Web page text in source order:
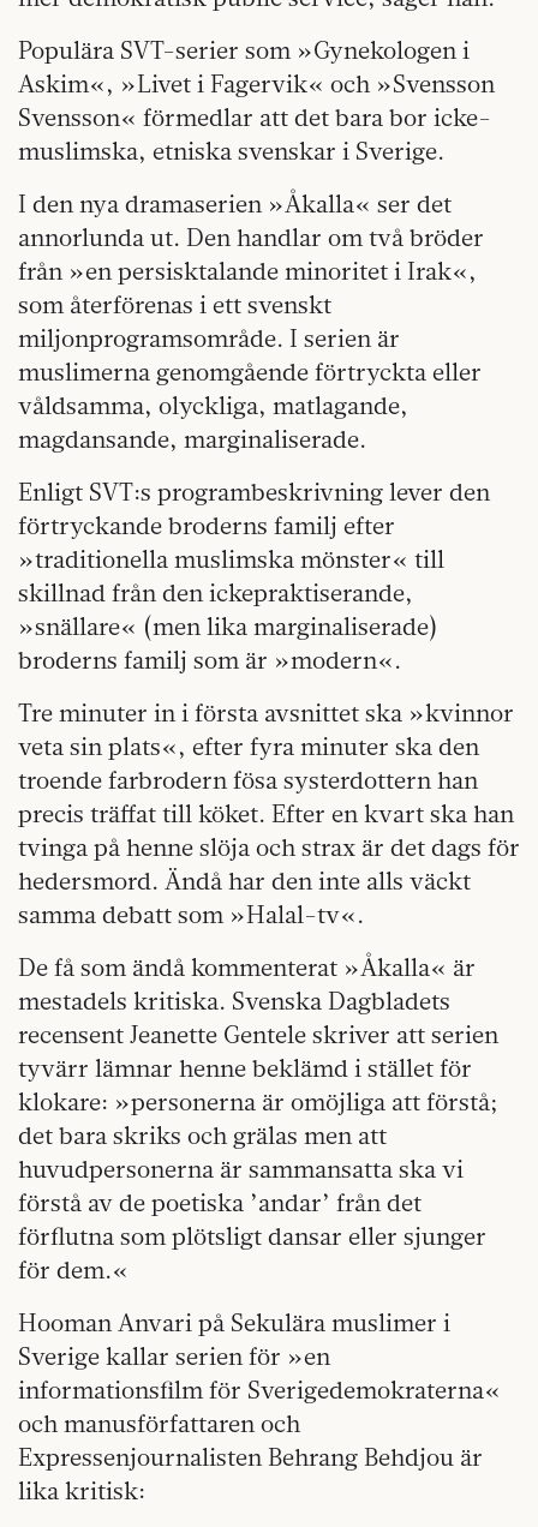
Populära SVT-serier som »Gynekologen i
Askim«, »Livet i Fagervik« och »Svensson
Svensson« förmedlar att det bara bor icke-
muslimska, etniska svenskar i Sverige.
I den nya dramaserien »Åkalla« ser det
annorlunda ut. Den handlar om två bröder
från »en persisktalande minoritet i Irak«,
som återförenas i ett svenskt
miljonprogramsområde. I serien är
muslimerna genomgående förtryckta eller
våldsamma, olyckliga, matlagande,
magdansande, marginaliserade.
Enligt SVT:s programbeskrivning lever den
förtryckande broderns familj efter
»traditionella muslimska mönster« till
skillnad från den ickepraktiserande,
»snällare« (men lika marginaliserade)
broderns familj som är »modern«.
Tre minuter in i första avsnittet ska »kvinnor
veta sin plats«, efter fyra minuter ska den
troende farbrodern fösa systerdottern han
precis träffat till köket. Efter en kvart ska han
tvinga på henne slöja och strax är det dags för
hedersmord. Ändå har den inte alls väckt
samma debatt som »Halal-tv«.
De få som ändå kommenterat »Åkalla« är
mestadels kritiska. Svenska Dagbladets
recensent Jeanette Gentele skriver att serien
tyvärr lämnar henne beklämd i stället för
klokare: »personerna är omöjliga att förstå;
det bara skriks och grälas men att
huvudpersonerna är sammansatta ska vi
förstå av de poetiska ’andar’ från det
förflutna som plötsligt dansar eller sjunger
för dem.«
Hooman Anvari på Sekulära muslimer i
Sverige kallar serien för »en
informationsfilm för Sverigedemokraterna«
och manusförfattaren och
Expressenjournalisten Behrang Behdjou är
lika kritisk: